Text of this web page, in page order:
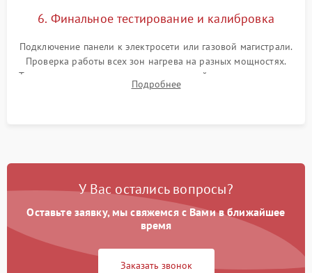
6. Финальное тестирование и калибровка
Подключение панели к электросети или газовой магистрали.
Проверка работы всех зон нагрева на разных мощностях.
Тестирование сенсорного управления, таймера, индикаторов
остаточного тепла и систем защиты от перегрева.
Подробнее
У Вас остались вопросы?
Оставьте заявку, мы свяжемся с Вами в ближайшее
время
Заказать звонок